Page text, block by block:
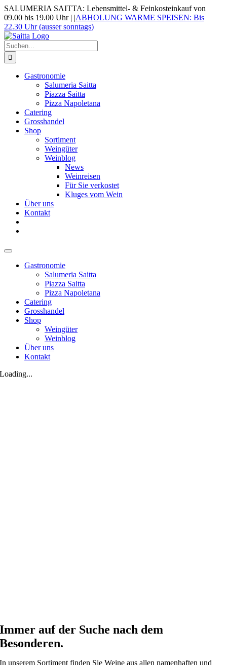
Zum
Inhalt
springen
SALUMERIA SAITTA: Lebensmittel- & Feinkosteinkauf von
09.00 bis 19.00 Uhr | |ABHOLUNG WARME SPEISEN: Bis
22.30 Uhr (ausser sonntags)
Suche
nach:
Gastronomie
Salumeria Saitta
Piazza Saitta
Pizza Napoletana
Catering
Grosshandel
Shop
Sortiment
Weingüter
Weinblog
News
Weinreisen
Für Sie verkostet
Kluges vom Wein
Über uns
Kontakt
Gastronomie
Salumeria Saitta
Piazza Saitta
Pizza Napoletana
Catering
Grosshandel
Shop
Weingüter
Weinblog
Über uns
Kontakt
Loading...
Immer auf der Suche nach dem
Besonderen.
In unserem Sortiment finden Sie Weine aus allen namenhaften und